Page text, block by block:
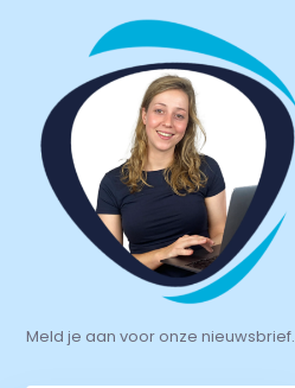
Meld je aan voor onze nieuwsbrief.